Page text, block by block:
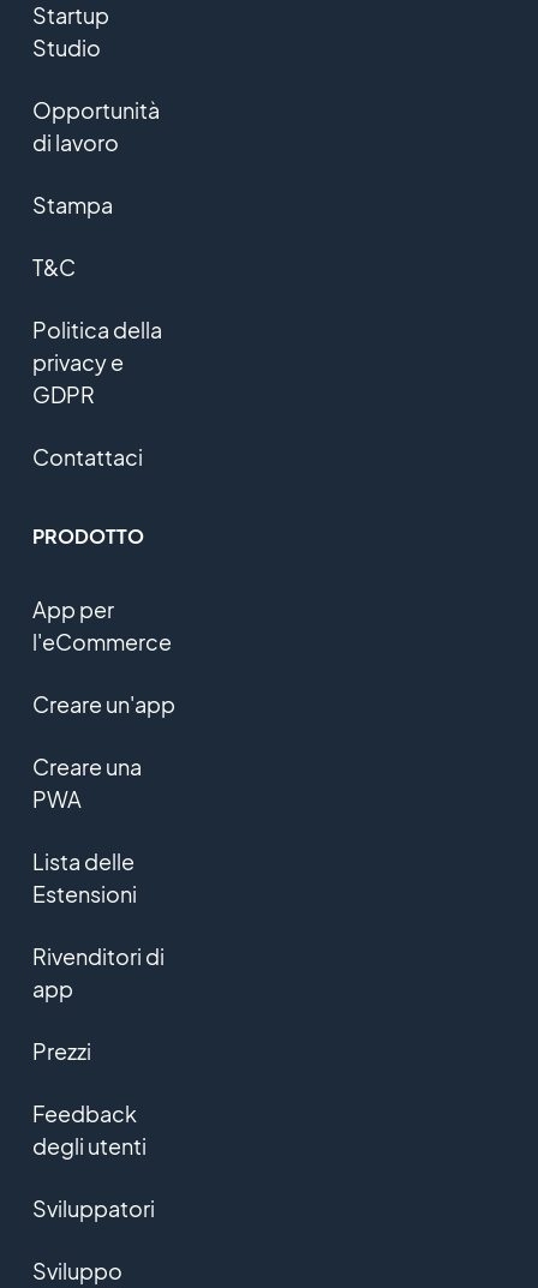
Startup
Studio
Opportunità
di lavoro
Stampa
T&C
Politica della
privacy e
GDPR
Contattaci
PRODOTTO
App per
l'eCommerce
Creare un'app
Creare una
PWA
Lista delle
Estensioni
Rivenditori di
app
Prezzi
Feedback
degli utenti
Sviluppatori
Sviluppo